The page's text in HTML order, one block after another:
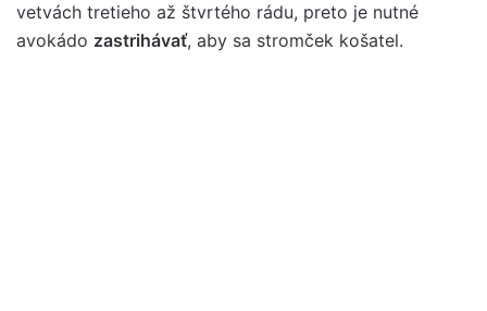
vetvách tretieho až štvrtého rádu, preto je nutné
avokádo zastrihávať, aby sa stromček košatel.